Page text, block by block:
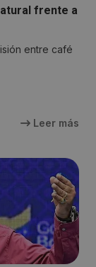
frente a
entre café
Leer más